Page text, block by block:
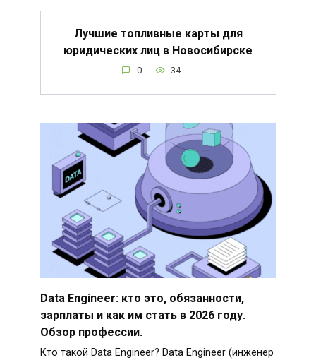
Лучшие топливные карты для
юридических лиц в Новосибирске
0 34
Data Engineer: кто это, обязанности,
зарплаты и как им стать в 2026 году.
Обзор профессии.
Кто такой Data Engineer? Data Engineer (инженер